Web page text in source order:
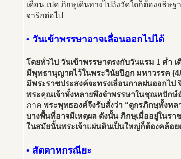
เดือนแปด ภิกษุเดินทางไปถึงวัดใดก็ต้องอธิษ
จาริกต่อไป
• วันเข้าพรรษาอาจเลื่อนออกไปได้
โดยทั่วไป วันเข้าพรรษาตรงกับวันแรม 1 ค่ำ
มีพุทธานุญาตไว้ในพระวินัยปิฎก มหาวรรค (4/
มีพระราชประสงค์จะทรงเลื่อนกาลฝนออกไป
พระคุณเจ้าทั้งหลายพึงจำพรรษาในชุณหปักษ์
ภาค พระพุทธองค์จึงรับสั่งว่า “ดูกรภิกษุทั้งหล
บางพื้นที่อาจมีเหตุผล ดังนั้น ภิกษุเมื่ออยู่ในร
ในสมัยนั้นพระเจ้าแผ่นดินเป็นใหญ่ก็ต้องคล้อย
• สัตตาหกรณียะ